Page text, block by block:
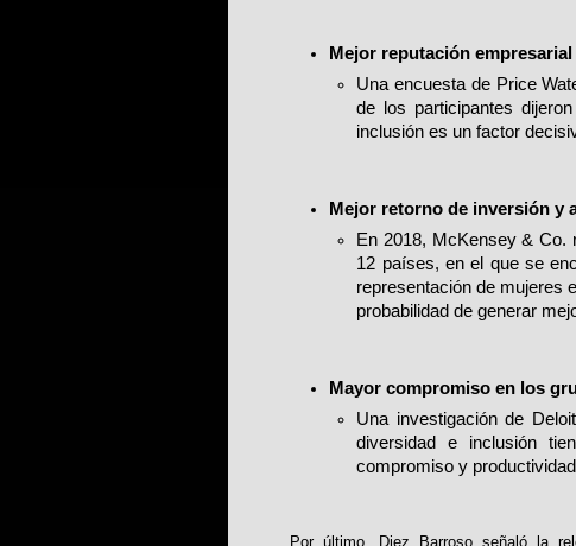
Mejor reputación empresarial
Una encuesta de Price
de los participantes
inclusión es un factor
Mejor retorno de inversión y
En 2018, McKensey & Co.
12 países, en el que se
representación de mujeres
probabilidad de generar
Mayor compromiso en los
Una investigación de
diversidad e inclusión
compromiso y
Por último, Diez Barroso señaló la